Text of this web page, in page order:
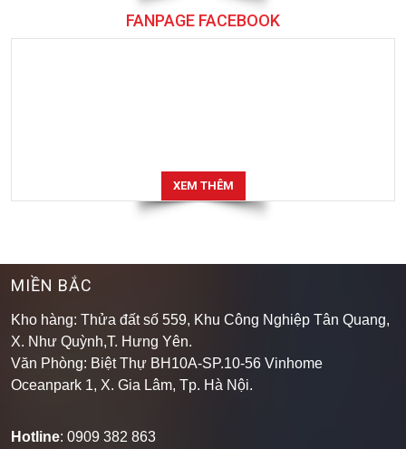
FANPAGE FACEBOOK
XEM THÊM
MIỀN BẮC
Kho hàng: Thửa đất số 559, Khu Công Nghiệp Tân Quang,
X. Như Quỳnh,T. Hưng Yên.
Văn Phòng: Biệt Thự BH10A-SP.10-56 Vinhome
Oceanpark 1, X. Gia Lâm, Tp. Hà Nội.
Hotline: 0909 382 863